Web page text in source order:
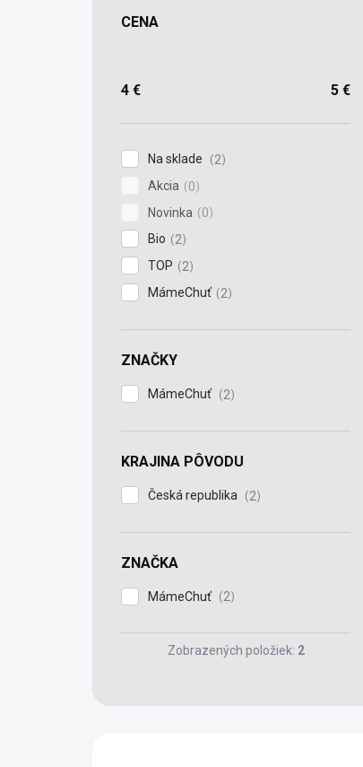
CENA
4 € 5 €
Na sklade
2
Akcia
0
Novinka
0
Bio
2
TOP
2
MámeChuť
2
ZNAČKY
MámeChuť 2
KRAJINA PÔVODU
Česká republika 2
ZNAČKA
MámeChuť 2
Zobrazených položiek: 2